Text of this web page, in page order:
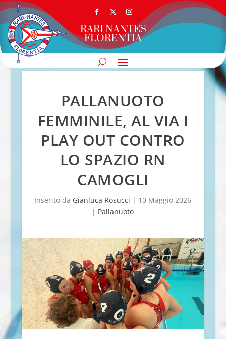
RARI NANTES
FLORENTIA
PALLANUOTO
FEMMINILE, AL VIA I
PLAY OUT CONTRO
LO SPAZIO RN
CAMOGLI
Inserito da Gianluca Rosucci | 10 Maggio 2026
| Pallanuoto